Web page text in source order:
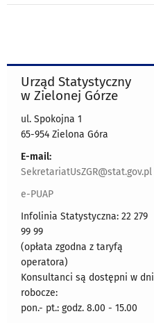
Urząd Statystyczny
w Zielonej Górze
ul. Spokojna 1
65-954 Zielona Góra
E-mail:
SekretariatUsZGR@stat.gov.pl
e-PUAP
Infolinia Statystyczna: 22 279
99 99
(opłata zgodna z taryfą
operatora)
Konsultanci są dostępni w dni
robocze:
pon.- pt.: godz. 8.00 - 15.00